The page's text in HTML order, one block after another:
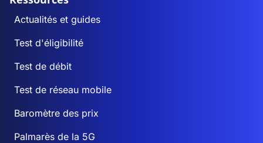
Actualités et guides
Test d'éligibilité
Test de débit
Test de réseau mobile
Baromètre des prix
Palmarès de la 5G